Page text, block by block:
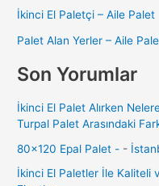
İkinci El Paletçi – Aile Palet
Palet Alan Yerler – Aile
Son Yorumlar
İkinci El Palet Alırken
Turpal Palet Arasındaki
80x120 Epal Palet - -
İkinci El Paletler İle Kaliteli